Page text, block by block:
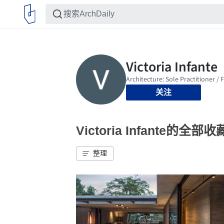
关注
Victoria Infante的全部收
整理